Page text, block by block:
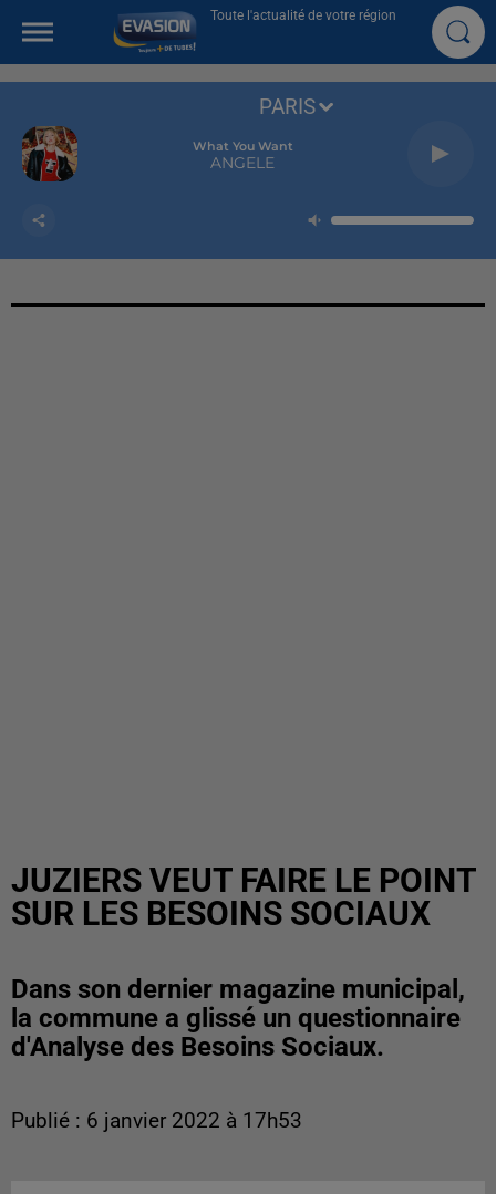
Toute l'actualité de votre région
What You Want
ANGELE
PARIS
JUZIERS VEUT FAIRE LE POINT
SUR LES BESOINS SOCIAUX
Dans son dernier magazine municipal,
la commune a glissé un questionnaire
d'Analyse des Besoins Sociaux.
Publié : 6 janvier 2022 à 17h53